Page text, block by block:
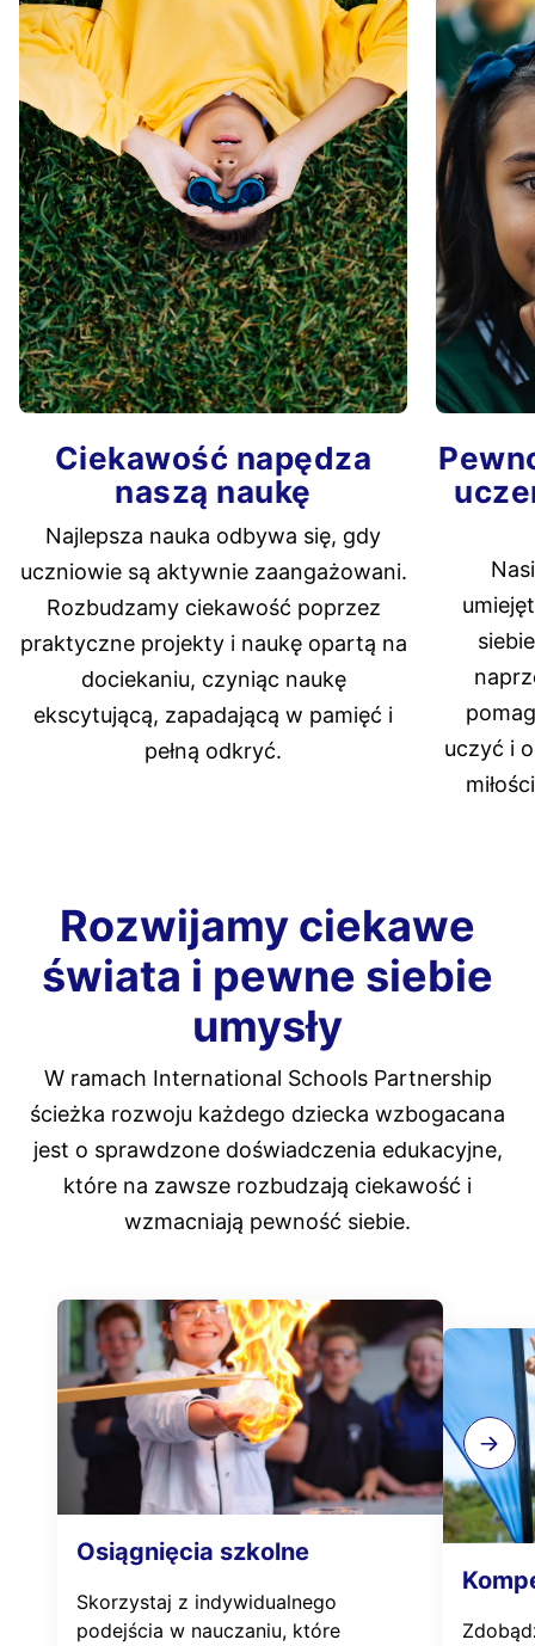
Ciekawość napędza
naszą naukę
Najlepsza nauka odbywa się, gdy
uczniowie są aktywnie zaangażowani.
Rozbudzamy ciekawość poprzez
praktyczne projekty i naukę opartą na
dociekaniu, czyniąc naukę
ekscytującą, zapadającą w pamięć i
pełną odkryć.
uczyć i
Rozwijamy ciekawe
świata i pewne siebie
umysły
W ramach International Schools Partnership
ścieżka rozwoju każdego dziecka wzbogacana
jest o sprawdzone doświadczenia edukacyjne,
które na zawsze rozbudzają ciekawość i
wzmacniają pewność siebie.
Osiągnięcia szkolne
Skorzystaj z indywidualnego
podejścia w nauczaniu, które